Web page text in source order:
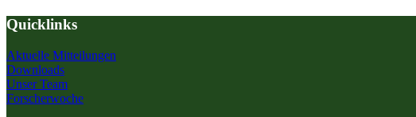
Quicklinks
Aktuelle Mitteilungen
Downloads
Unser Team
Forscherwoche